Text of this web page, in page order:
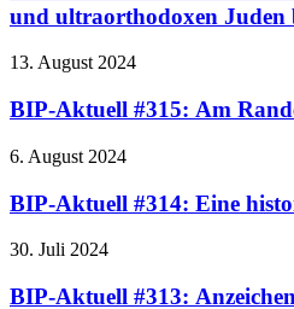
und ultraorthodoxen Juden
13. August 2024
BIP-Aktuell #315: Am
6. August 2024
BIP-Aktuell #314: Eine
30. Juli 2024
BIP-Aktuell #313: